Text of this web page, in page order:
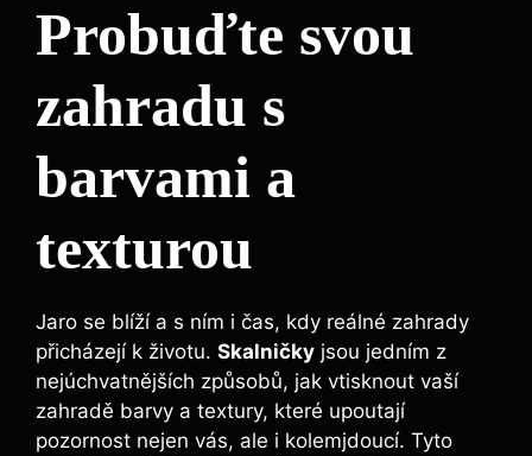
Probuďte svou
zahradu s
barvami a
texturou
Jaro se blíží a s ním i čas, kdy reálné zahrady
přicházejí k životu. Skalničky jsou jedním z
nejúchvatnějších způsobů, jak vtisknout vaší
zahradě barvy a textury, které upoutají
pozornost nejen vás, ale i kolemjdoucí. Tyto